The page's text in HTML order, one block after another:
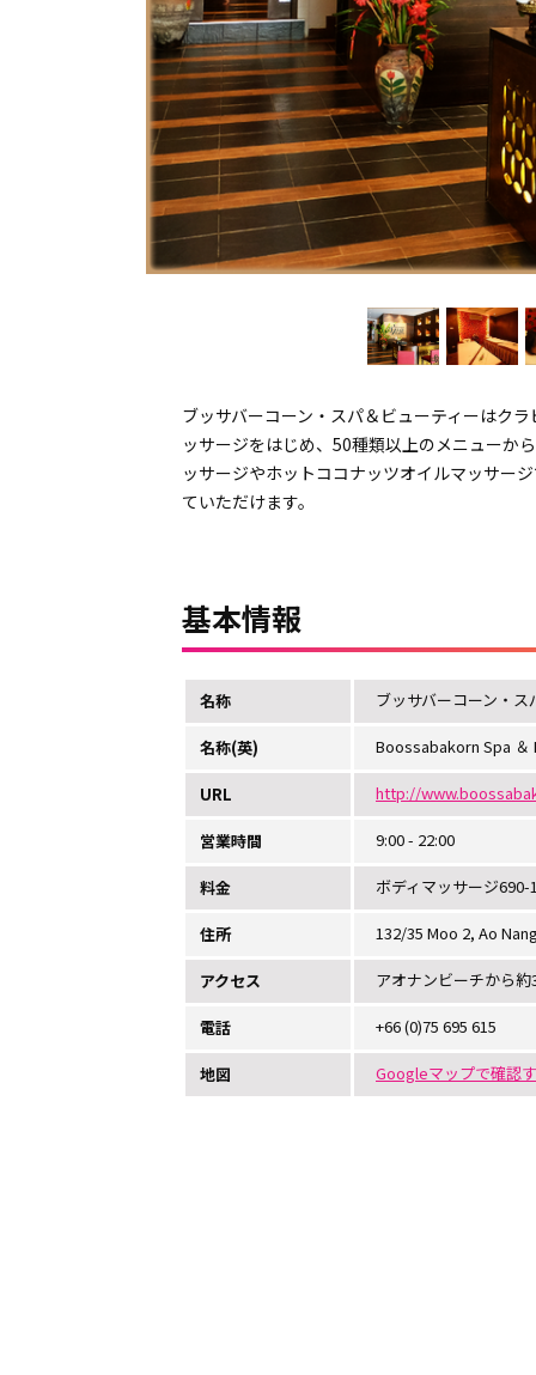
ブッサバーコーン・スパ＆ビューティーはク
ッサージをはじめ、50種類以上のメニューか
ッサージやホットココナッツオイルマッサー
ていただけます。
基本情報
名称 ブッサバーコーン・
名称(英) Boossabakorn Spa ＆
URL http://
営業時間 9:00 - 22:00
料金 ボディマッサージ
住所 132/35 Moo 2, Ao
アクセス アオナンビーチから
電話 +66 (0)75 695 615
地図 Googleマップで確認